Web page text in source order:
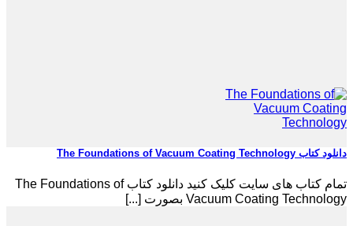
دانلود کتاب The Foundations of Vacuum Coating Technology
تمام کتاب های سایت کلیک کنید دانلود کتاب The Foundations of
Vacuum Coating Technology بصورت [...]